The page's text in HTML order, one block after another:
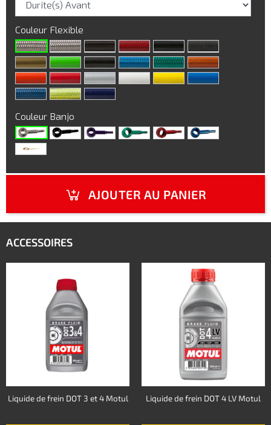
Couleur Flexible
Couleur Banjo
AJOUTER AU PANIER
ACCESSOIRES
Liquide de frein DOT 3 et 4 Motul Liquide de frein DOT 4 LV Motul